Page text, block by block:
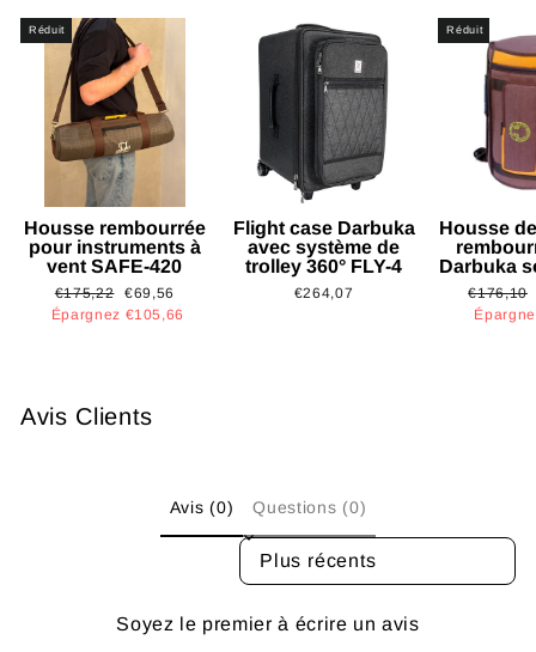
Réduit
Housse rembourrée
pour instruments à
vent SAFE-420
Prix
régulier
€175,22
Prix
réduit
€69,56
Épargnez €105,66
Flight case Darbuka
avec système de
trolley 360° FLY-4
€264,07
Réduit
Housse
Darbuka
Prix
régulier
€176,10
Avis Clients
Avis (0) Questions (0)
SORT REVIEWS BY
Soyez le premier à écrire un avis